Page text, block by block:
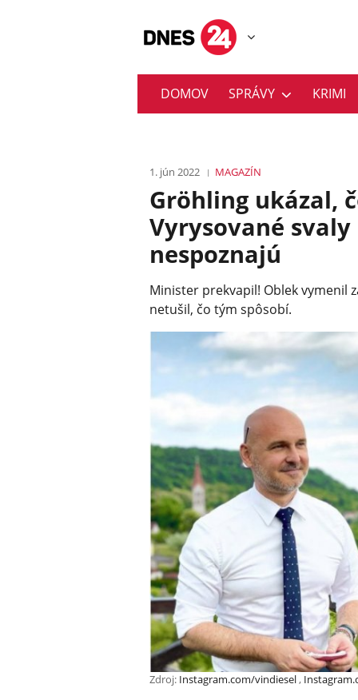
DOMOV SPRÁVY KRIMI
1. jún 2022 MAGAZÍN
Gröhling ukázal,
Vyrysované
nespoznajú
Minister prekvapil! Oblek vymenil
netušil, čo tým spôsobí.
Zdroj: Instagram.com/vindiesel,